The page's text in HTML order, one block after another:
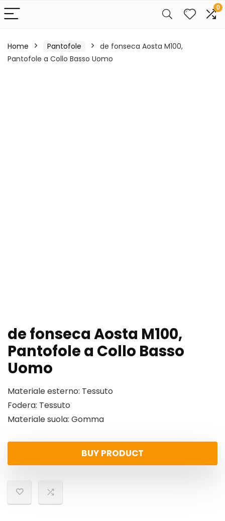
0
Home Pantofole
de fonseca Aosta M100,
Pantofole a Collo Basso Uomo
de fonseca Aosta M100,
Pantofole a Collo Basso
Uomo
Materiale esterno: Tessuto
Fodera: Tessuto
Materiale suola: Gomma
BUY PRODUCT